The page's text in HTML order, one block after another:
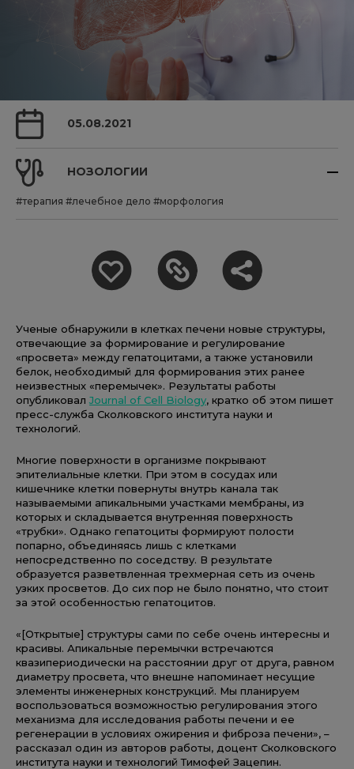
05.08.2021
НОЗОЛОГИИ
#терапия #лечебное дело #морфология
Ученые обнаружили в клетках печени новые структуры,
отвечающие за формирование и регулирование
«просвета» между гепатоцитами, а также установили
белок, необходимый для формирования этих ранее
неизвестных «перемычек». Результаты работы
опубликовалJournal of Cell Biology, кратко об этом пишет
пресс-служба Сколковского института науки и
технологий.
Многие поверхности в организме покрывают
эпителиальные клетки. При этом в сосудах или
кишечнике клетки повернуты внутрь канала так
называемыми апикальными участками мембраны, из
которых и складывается внутренняя поверхность
«трубки». Однако гепатоциты формируют полости
попарно, объединяясь лишь с клетками
непосредственно по соседству. В результате
образуется разветвленная трехмерная сеть из очень
узких просветов. До сих пор не было понятно, что стоит
за этой особенностью гепатоцитов.
«[Открытые] структуры сами по себе очень интересны и
красивы. Апикальные перемычки встречаются
квазипериодически на расстоянии друг от друга, равном
диаметру просвета, что внешне напоминает несущие
элементы инженерных конструкций. Мы планируем
воспользоваться возможностью регулирования этого
механизма для исследования работы печени и ее
регенерации в условиях ожирения и фиброза печени», –
рассказал один из авторов работы, доцент Сколковского
института науки и технологий Тимофей Зацепин.